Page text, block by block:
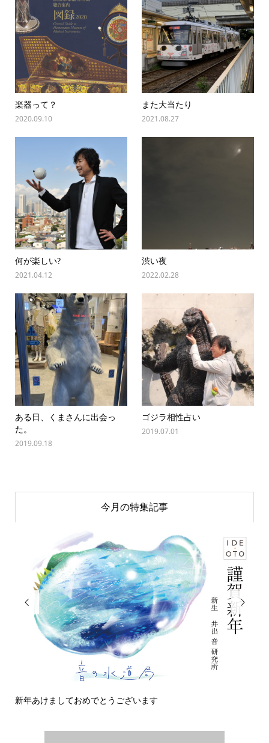
楽器って？
2020.09.10
また大当たり
2021.08.27
何が楽しい?
2021.04.12
渋い夜
2022.02.28
ある日、くまさんに出会っ
た。
2019.09.18
ゴジラ相性占い
2019.07.01
今月の特集記事

今日の侵入者
